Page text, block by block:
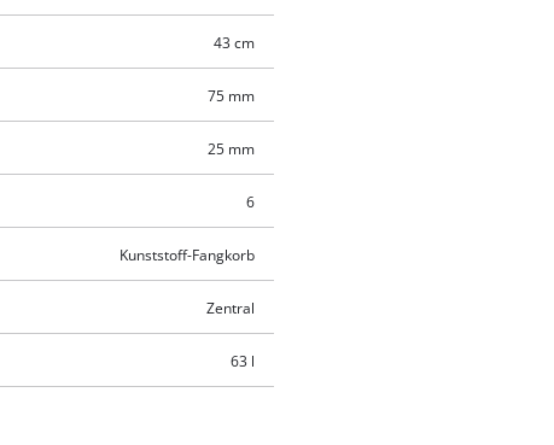
43 cm
75 mm
25 mm
6
Kunststoff-Fangkorb
Zentral
63 l